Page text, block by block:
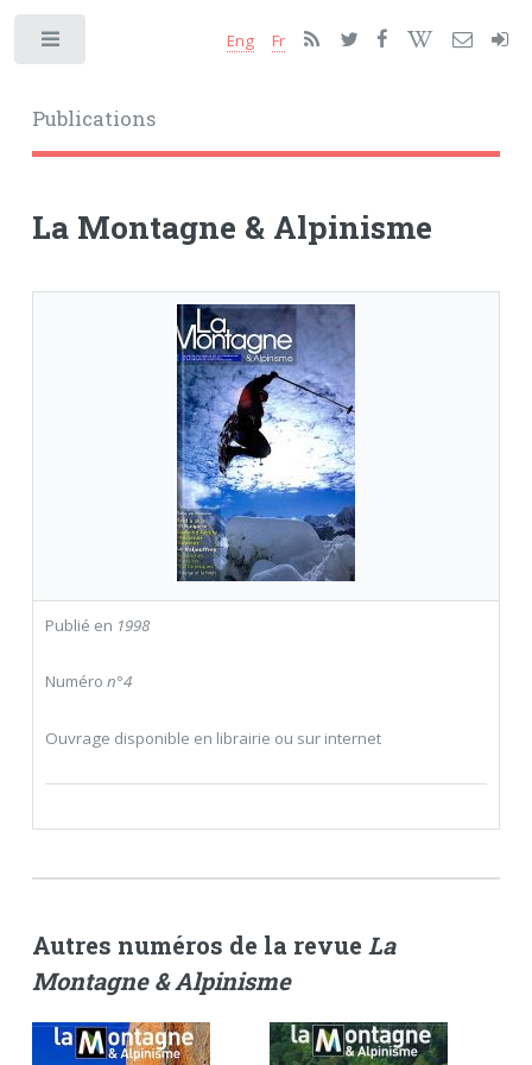
Publications
Eng Fr
La Montagne & Alpinisme
Publié en 1998
Numéro n°4
Ouvrage disponible en librairie ou sur internet
Autres numéros de la revue La
Montagne & Alpinisme